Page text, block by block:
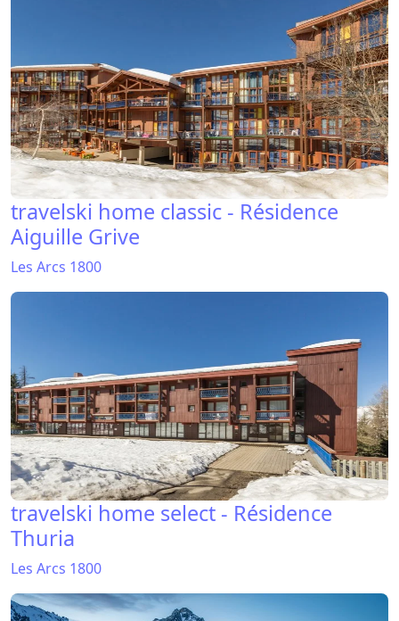
travelski home classic - Résidence
Aiguille Grive
Les Arcs 1800
travelski home select - Résidence
Thuria
Les Arcs 1800